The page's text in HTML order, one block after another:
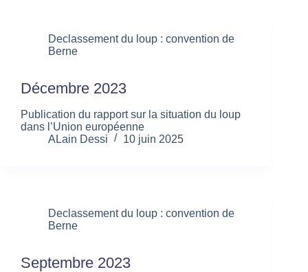
Declassement du loup : convention de
Berne
Décembre 2023
Publication du rapport sur la situation du loup
dans l’Union européenne
ALain Dessi
10 juin 2025
Declassement du loup : convention de
Berne
Septembre 2023